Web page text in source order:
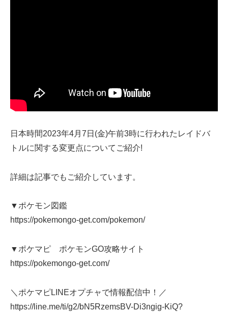
日本時間2023年4月7日(金)午前3時に行われたレイドバ
トルに関する変更点についてご紹介!
詳細は記事でもご紹介しています。
▼ポケモン図鑑
https://pokemongo-get.com/pokemon/
▼ポケマピ ポケモンGO攻略サイト
https://pokemongo-get.com/
＼ポケマピLINEオプチャで情報配信中！／
https://line.me/ti/g2/bN5RzemsBV-Di3ngig-KiQ?